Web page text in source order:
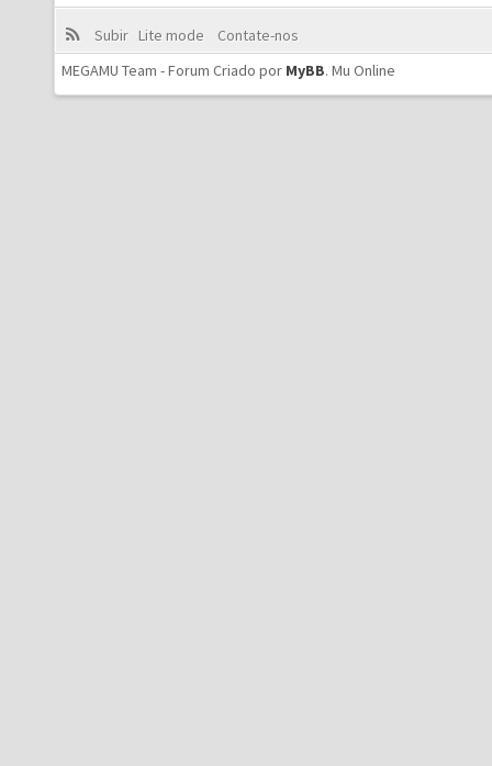
Subir Lite mode
Contate-nos
MEGAMU Team - Forum Criado por MyBB. Mu Online